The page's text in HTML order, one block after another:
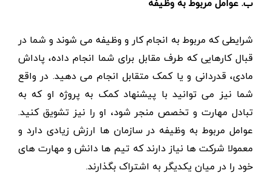
شرایطی که مربوط به انجام کار و وظیفه می شوند و شما در
قبال کارهایی که طرف مقابل برای شما انجام داده، پاداش
مادی، قدردانی و یا کمک متقابل انجام می دهید. در واقع
شما نیز می توانید با پیشنهاد کمک به پروژه او که به
تبادل مهارت و تخصص منجر شود، او را نیز تشویق کنید.
عوامل مربوط به وظیفه در سازمان ها ارزش زیادی دارد و
معمولا شرکت ها نیاز دارند که تیم ها دانش و مهارت های
خود را در میان یکدیگر به اشتراک بگذارند.